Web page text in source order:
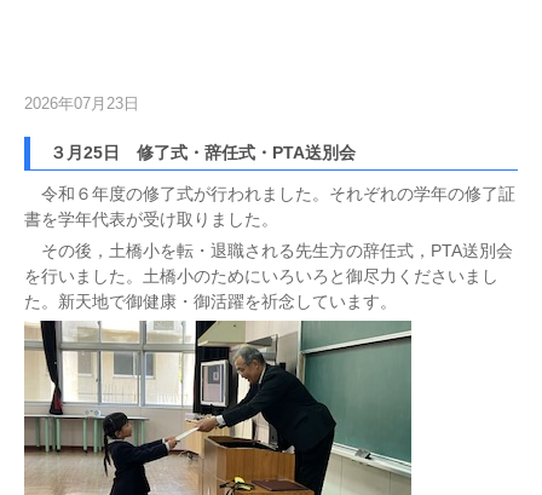
2026年07月23日
３月25日 修了式・辞任式・PTA送別会
令和６年度の修了式が行われました。それぞれの学年の修了証
書を学年代表が受け取りました。
その後，土橋小を転・退職される先生方の辞任式，PTA送別会
を行いました。土橋小のためにいろいろと御尽力くださいまし
た。新天地で御健康・御活躍を祈念しています。